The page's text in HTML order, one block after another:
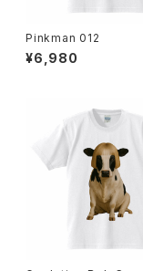
Pinkman 012
¥6,980